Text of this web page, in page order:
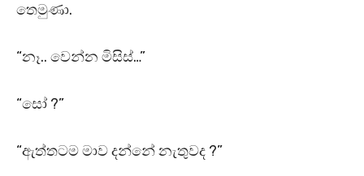
තෙමුණා.
“නෑ.. වෙන්න මිසිස්…”
“සෝ ?”
“ඇත්තටම මාව දන්නේ නැතුවද ?”